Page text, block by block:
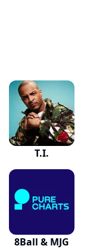
T.I.
8Ball & MJG